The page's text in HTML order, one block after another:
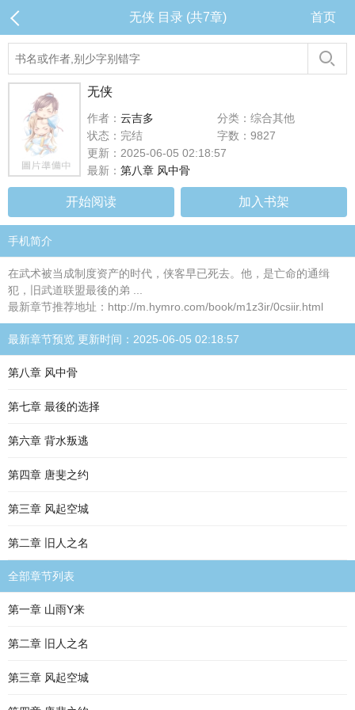
无侠 目录 (共7章) 首页
无侠
作者： 云吉多
分类：综合其他
状态：完结
字数：9827
更新：2025-06-05 02:18:57
最新： 第八章 风中骨
开始阅读 加入书架
手机简介
在武术被当成制度资产的时代，侠客早已死去。他，是亡命的通缉
犯，旧武道联盟最後的弟 ...
最新章节推荐地址：http://m.hymro.com/book/m1z3ir/0csiir.html
最新章节预览 更新时间：2025-06-05 02:18:57
第八章 风中骨
第七章 最後的选择
第六章 背水叛逃
第四章 唐斐之约
第三章 风起空城
第二章 旧人之名
全部章节列表
第一章 山雨Y来
第二章 旧人之名
第三章 风起空城